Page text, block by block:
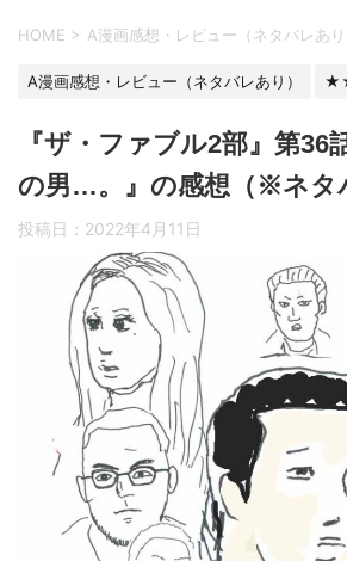
HOME > A漫画感想・レビュー（ネタバレあり
A漫画感想・レビュー（ネタバレあり）
『ザ・ファブル2部』第36
の男…。』の感想（※ネタ
投稿日： 2022年4月11日